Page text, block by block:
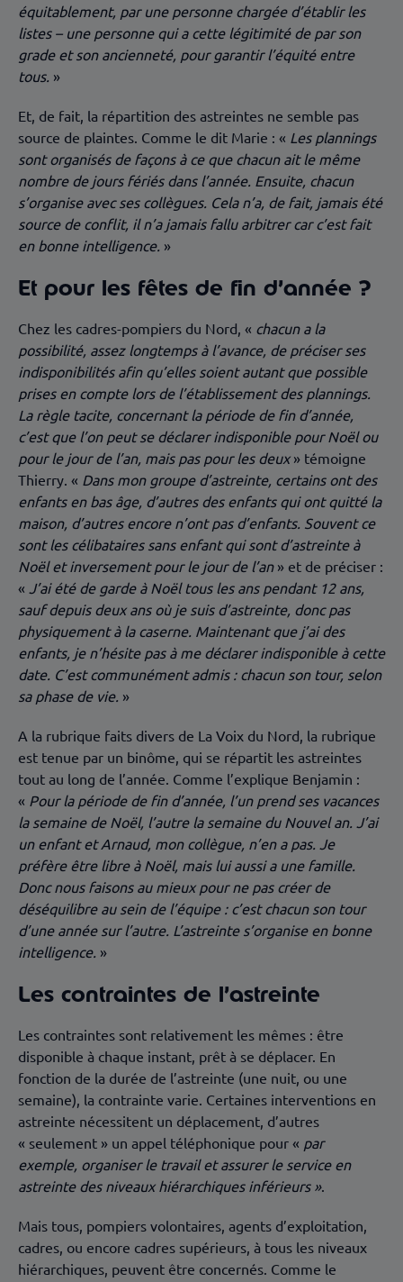
équitablement, par une personne chargée d’établir les
listes – une personne qui a cette légitimité de par son
grade et son ancienneté, pour garantir l’équité entre
tous. »
Et, de fait, la répartition des astreintes ne semble pas
source de plaintes. Comme le dit Marie : « Les plannings
sont organisés de façons à ce que chacun ait le même
nombre de jours fériés dans l’année. Ensuite, chacun
s’organise avec ses collègues. Cela n’a, de fait, jamais été
source de conflit, il n’a jamais fallu arbitrer car c’est fait
en bonne intelligence. »
Et pour les fêtes de fin d’année ?
Chez les cadres-pompiers du Nord, « chacun a la
possibilité, assez longtemps à l’avance, de préciser ses
indisponibilités afin qu’elles soient autant que possible
prises en compte lors de l’établissement des plannings.
La règle tacite, concernant la période de fin d’année,
c’est que l’on peut se déclarer indisponible pour Noël ou
pour le jour de l’an, mais pas pour les deux » témoigne
Thierry. « Dans mon groupe d’astreinte, certains ont des
enfants en bas âge, d’autres des enfants qui ont quitté la
maison, d’autres encore n’ont pas d’enfants. Souvent ce
sont les célibataires sans enfant qui sont d’astreinte à
Noël et inversement pour le jour de l’an» et de préciser :
« J’ai été de garde à Noël tous les ans pendant 12 ans,
sauf depuis deux ans où je suis d’astreinte, donc pas
physiquement à la caserne. Maintenant que j’ai des
enfants, je n’hésite pas à me déclarer indisponible à cette
date. C’est communément admis : chacun son tour, selon
sa phase de vie. »
A la rubrique faits divers de La Voix du Nord, la rubrique
est tenue par un binôme, qui se répartit les astreintes
tout au long de l’année. Comme l’explique Benjamin :
« Pour la période de fin d’année, l’un prend ses vacances
la semaine de Noël, l’autre la semaine du Nouvel an. J’ai
un enfant et Arnaud, mon collègue, n’en a pas. Je
préfère être libre à Noël, mais lui aussi a une famille.
Donc nous faisons au mieux pour ne pas créer de
déséquilibre au sein de l’équipe : c’est chacun son tour
d’une année sur l’autre. L’astreinte s’organise en bonne
intelligence. »
Les contraintes de l’astreinte
Les contraintes sont relativement les mêmes : être
disponible à chaque instant, prêt à se déplacer. En
fonction de la durée de l’astreinte (une nuit, ou une
semaine), la contrainte varie. Certaines interventions en
astreinte nécessitent un déplacement, d’autres
« seulement » un appel téléphonique pour « par
exemple, organiser le travail et assurer le service en
astreinte des niveaux hiérarchiques inférieurs ».
Mais tous, pompiers volontaires, agents d’exploitation,
cadres, ou encore cadres supérieurs, à tous les niveaux
hiérarchiques, peuvent être concernés. Comme le